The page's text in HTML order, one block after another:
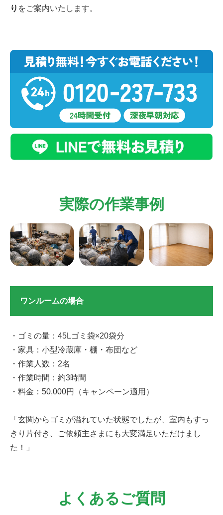
り をご案内いたします。
実際の作業事例
ワンルームの場合
・ゴミの量：45Lゴミ袋×20袋分
・家具：小型冷蔵庫・棚・布団など
・作業人数：2名
・作業時間：約3時間
・料金：50,000円（キャンペーン適用）
「玄関からゴミが溢れていた状態でしたが、室内もすっ
きり片付き、ご依頼主さまにも大変満足いただけまし
た！」
よくあるご質問